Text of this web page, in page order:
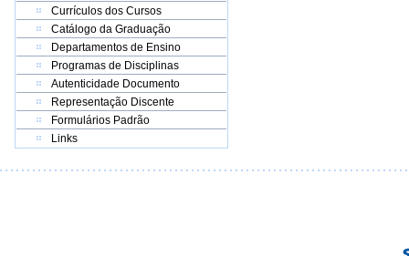
Currículos dos Cursos
Catálogo da Graduação
Departamentos de Ensino
Programas de Disciplinas
Autenticidade Documento
Representação Discente
Formulários Padrão
Links